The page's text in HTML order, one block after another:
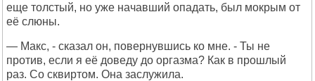
еще толстый, но уже начавший опадать, был мокрым от
её слюны.
— Макс, - сказал он, повернувшись ко мне. - Ты не
против, если я её доведу до оргазма? Как в прошлый
раз. Со сквиртом. Она заслужила.